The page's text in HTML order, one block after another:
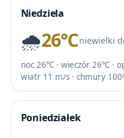
Niedziela
🌧️26℃niewielki
noc 26℃ · wieczór 26℃ ·
wiatr 11 m/s · chmury
Poniedziałek